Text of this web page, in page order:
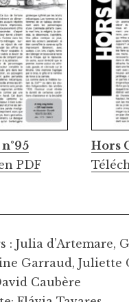
PDF
Hors
: Julia
Garraud, Juliette
Caubère